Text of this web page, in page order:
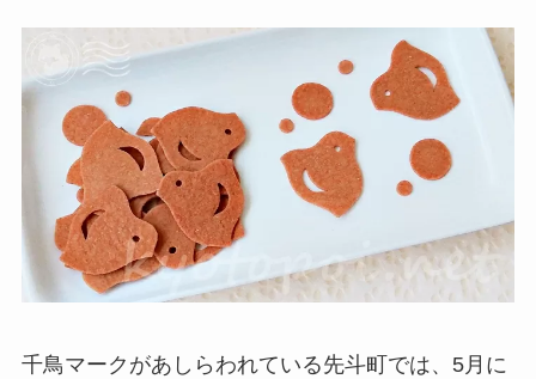
千鳥マークがあしらわれている先斗町では、5月に